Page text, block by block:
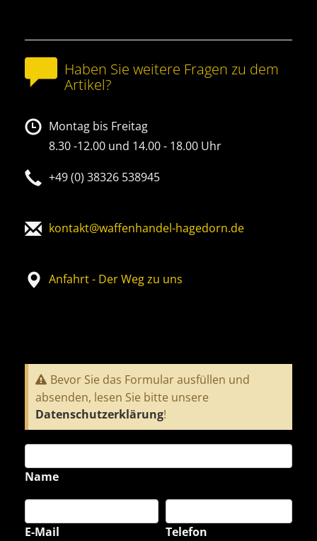
Haben Sie weitere Fragen zu dem
Artikel?
Montag bis Freitag
8.30 -12.00 und 14.00 - 18.00 Uhr
+49 (0) 38326 538945
kontakt@waffenhandel-hagedorn.de
Anfahrt - Der Weg zu uns
Bevor Sie das Formular ausfüllen und
absenden, lesen Sie bitte unsere
Datenschutzerklärung!
Name
E-Mail
Telefon